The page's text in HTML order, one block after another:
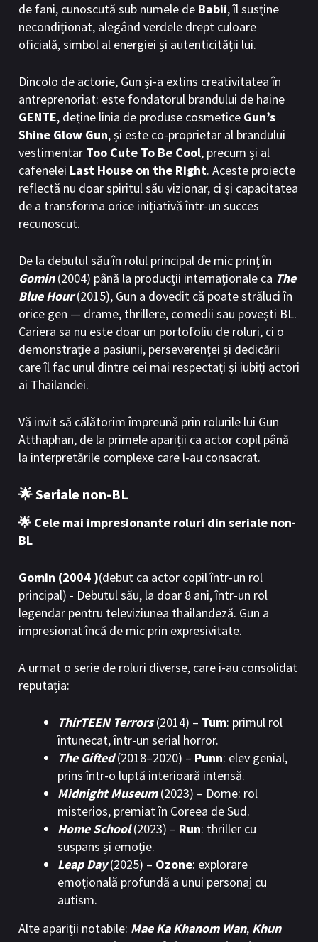
Înregistrează-te
Contul meu Ieși
de fani, cunoscută sub numele de Babii, îl susține
necondiționat, alegând verdele drept culoare
oficială, simbol al energiei și autenticității lui.
Dincolo de actorie, Gun și-a extins creativitatea în
antreprenoriat: este fondatorul brandului de haine
GENTE, deține linia de produse cosmetice Gun’s
Shine Glow Gun, și este co-proprietar al brandului
vestimentar Too Cute To Be Cool, precum și al
cafenelei Last House on the Right. Aceste proiecte
reflectă nu doar spiritul său vizionar, ci și capacitatea
de a transforma orice inițiativă într-un succes
recunoscut.
De la debutul său în rolul principal de mic prinț în
Gomin(2004) până la producții internaționale ca The
Blue Hour(2015), Gun a dovedit că poate străluci în
orice gen — drame, thrillere, comedii sau povești BL.
Cariera sa nu este doar un portofoliu de roluri, ci o
demonstrație a pasiunii, perseverenței și dedicării
care îl fac unul dintre cei mai respectați și iubiți actori
ai Thailandei.
Vă invit să călătorim împreună prin rolurile lui Gun
Atthaphan, de la primele apariții ca actor copil până
la interpretările complexe care l-au consacrat.
🌟 Seriale non-BL
🌟 Cele mai impresionante roluri din seriale non-
BL
Gomin (2004 )(debut ca actor copil într-un rol
principal) - Debutul său, la doar 8 ani, într-un rol
legendar pentru televiziunea thailandeză. Gun a
impresionat încă de mic prin expresivitate.
A urmat o serie de roluri diverse, care i-au consolidat
reputația:
ThirTEEN Terrors(2014) – Tum: primul rol
întunecat, într-un serial horror.
The Gifted(2018–2020) – Punn: elev genial,
prins într-o luptă interioară intensă.
Midnight Museum(2023) – Dome: rol
misterios, premiat în Coreea de Sud.
Home School(2023) – Run: thriller cu
suspans și emoție.
Leap Day(2025) – Ozone: explorare
emoțională profundă a unui personaj cu
autism.
Alte apariții notabile: Mae Ka Khanom Wan, Khun